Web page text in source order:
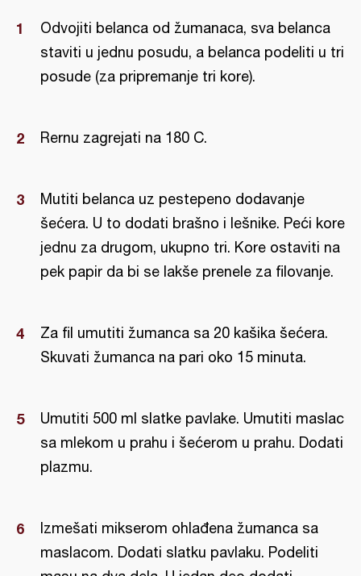
Odvojiti belanca od žumanaca, sva belanca
staviti u jednu posudu, a belanca podeliti u tri
posude (za pripremanje tri kore).
Rernu zagrejati na 180 C.
Mutiti belanca uz pestepeno dodavanje
šećera. U to dodati brašno i lešnike. Peći kore
jednu za drugom, ukupno tri. Kore ostaviti na
pek papir da bi se lakše prenele za filovanje.
Za fil umutiti žumanca sa 20 kašika šećera.
Skuvati žumanca na pari oko 15 minuta.
Umutiti 500 ml slatke pavlake. Umutiti maslac
sa mlekom u prahu i šećerom u prahu. Dodati
plazmu.
Izmešati mikserom ohlađena žumanca sa
maslacom. Dodati slatku pavlaku. Podeliti